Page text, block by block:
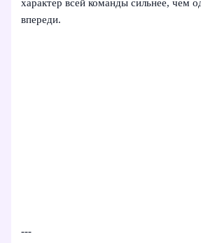
характер всей команды сильнее, чем
впереди.
---